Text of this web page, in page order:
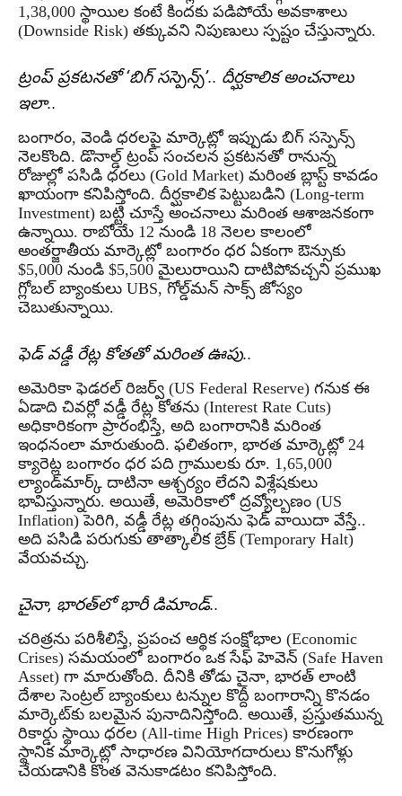
1,38,000 స్థాయిల కంటే కిందకు పడిపోయే అవకాశాలు
(Downside Risk) తక్కువని నిపుణులు స్పష్టం చేస్తున్నారు.
ట్రంప్ ప్రకటనతో ‘బిగ్ సస్పెన్స్’.. దీర్ఘకాలిక అంచనాలు
ఇలా..
బంగారం, వెండి ధరలపై మార్కెట్లో ఇప్పుడు బిగ్ సస్పెన్స్
నెలకొంది. డొనాల్డ్ ట్రంప్ సంచలన ప్రకటనతో రానున్న
రోజుల్లో పసిడి ధరలు (Gold Market) మరింత బ్లాస్ట్ కావడం
ఖాయంగా కనిపిస్తోంది. దీర్ఘకాలిక పెట్టుబడిని (Long-term
Investment) బట్టి చూస్తే అంచనాలు మరింత ఆశాజనకంగా
ఉన్నాయి. రాబోయే 12 నుండి 18 నెలల కాలంలో
అంతర్జాతీయ మార్కెట్లో బంగారం ధర ఏకంగా ఔన్సుకు
$5,000 నుండి $5,500 మైలురాయిని దాటిపోవచ్చని ప్రముఖ
గ్లోబల్ బ్యాంకులు UBS, గోల్డ్‌మన్ సాక్స్ జోస్యం
చెబుతున్నాయి.
ఫెడ్ వడ్డీ రేట్ల కోతతో మరింత ఊపు..
అమెరికా ఫెడరల్ రిజర్వ్ (US Federal Reserve) గనుక ఈ
ఏడాది చివర్లో వడ్డీ రేట్ల కోతను (Interest Rate Cuts)
అధికారికంగా ప్రారంభిస్తే, అది బంగారానికి మరింత
ఇంధనంలా మారుతుంది. ఫలితంగా, భారత మార్కెట్లో 24
క్యారెట్ల బంగారం ధర పది గ్రాములకు రూ. 1,65,000
ల్యాండ్‌మార్క్ దాటినా ఆశ్చర్యం లేదని విశ్లేషకులు
భావిస్తున్నారు. అయితే, అమెరికాలో ద్రవ్యోల్బణం (US
Inflation) పెరిగి, వడ్డీ రేట్ల తగ్గింపును ఫెడ్ వాయిదా వేస్తే..
అది పసిడి పరుగుకు తాత్కాలిక బ్రేక్ (Temporary Halt)
వేయవచ్చు.
చైనా, భారత్‌లో భారీ డిమాండ్..
చరిత్రను పరిశీలిస్తే, ప్రపంచ ఆర్థిక సంక్షోభాల (Economic
Crises) సమయంలో బంగారం ఒక సేఫ్ హెవెన్ (Safe Haven
Asset) గా మారుతోంది. దీనికి తోడు చైనా, భారత్ లాంటి
దేశాల సెంట్రల్ బ్యాంకులు టన్నుల కొద్దీ బంగారాన్ని కొనడం
మార్కెట్‌కు బలమైన పునాదినిస్తోంది. అయితే, ప్రస్తుతమున్న
రికార్డు స్థాయి ధరల (All-time High Prices) కారణంగా
స్థానిక మార్కెట్లో సాధారణ వినియోగదారులు కొనుగోళ్లు
చేయడానికి కొంత వెనుకాడటం కనిపిస్తోంది.